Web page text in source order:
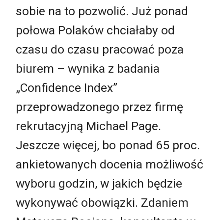
sobie na to pozwolić. Już ponad
połowa Polaków chciałaby od
czasu do czasu pracować poza
biurem – wynika z badania
„Confidence Index”
przeprowadzonego przez firmę
rekrutacyjną Michael Page.
Jeszcze więcej, bo ponad 65 proc.
ankietowanych docenia możliwość
wyboru godzin, w jakich będzie
wykonywać obowiązki. Zdaniem